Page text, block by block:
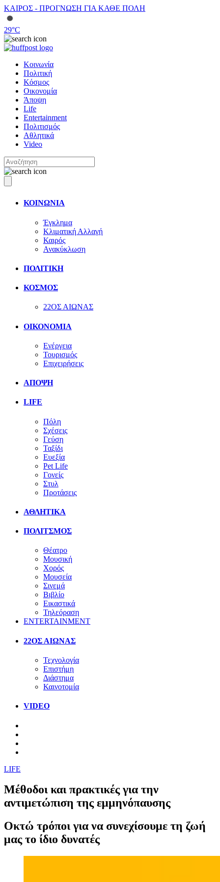
ΚΑΙΡΟΣ - ΠΡΟΓΝΩΣΗ ΓΙΑ ΚΑΘΕ ΠΟΛΗ
29°C
Κοινωνία
Πολιτική
Κόσμος
Οικονομία
Άποψη
Life
Entertainment
Πολιτισμός
Αθλητικά
Video
ΚΟΙΝΩΝΙΑ
Έγκλημα
Κλιματική Αλλαγή
Καιρός
Ανακύκλωση
ΠΟΛΙΤΙΚΗ
ΚΟΣΜΟΣ
22ΟΣ ΑΙΩΝΑΣ
ΟΙΚΟΝΟΜΙΑ
Ενέργεια
Τουρισμός
Επιχειρήσεις
ΑΠΟΨΗ
LIFE
Πόλη
Σχέσεις
Γεύση
Ταξίδι
Ευεξία
Pet Life
Γονείς
Στυλ
Προτάσεις
ΑΘΛΗΤΙΚΑ
ΠΟΛΙΤΣΜΟΣ
Θέατρο
Μουσική
Χορός
Μουσεία
Σινεμά
Βιβλίο
Εικαστικά
Τηλεόραση
ENTERTAINMENT
22ΟΣ ΑΙΩΝΑΣ
Τεχνολογία
Επιστήμη
Διάστημα
Καινοτομία
VIDEO
LIFE
Μέθοδοι και πρακτικές για την
αντιμετώπιση της εμμηνόπαυσης
Οκτώ τρόποι για να συνεχίσουμε τη ζωή
μας το ίδιο δυνατές